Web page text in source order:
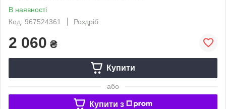
В наявності
Код: 967524361
Роздріб
2 060 ₴
Купити
або
Купити з